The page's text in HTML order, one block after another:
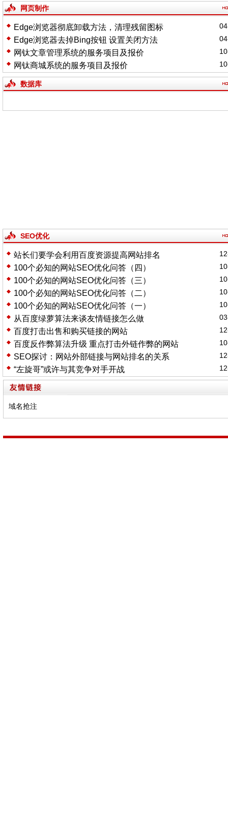
网页制作
Edge浏览器彻底卸载方法，清理残留图标
Edge浏览器去掉Bing按钮 设置关闭方法
网钛文章管理系统的服务项目及报价
网钛商城系统的服务项目及报价
数据库
SEO优化
站长们要学会利用百度资源提高网站排名
100个必知的网站SEO优化问答（四）
100个必知的网站SEO优化问答（三）
100个必知的网站SEO优化问答（二）
100个必知的网站SEO优化问答（一）
从百度绿萝算法来谈友情链接怎么做
百度打击出售和购买链接的网站
百度反作弊算法升级 重点打击外链作弊的网站
SEO探讨：网站外部链接与网站排名的关系
“左旋哥”或许与其竞争对手开战
域名抢注